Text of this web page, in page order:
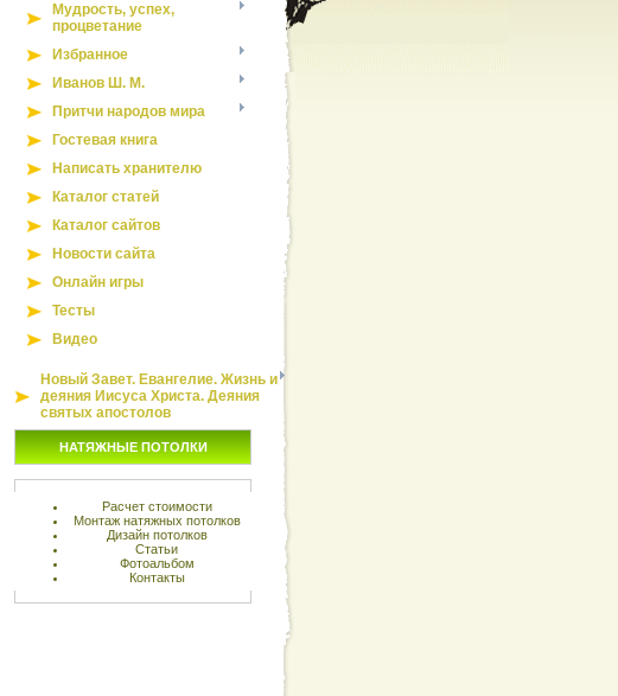
Мудрость, успех,
процветание
Избранное
Иванов Ш. М.
Притчи народов мира
Гостевая книга
Написать хранителю
Каталог статей
Каталог сайтов
Новости сайта
Онлайн игры
Тесты
Видео
Новый Завет. Евангелие. Жизнь и
деяния Иисуса Христа. Деяния
святых апостолов
НАТЯЖНЫЕ ПОТОЛКИ
Расчет стоимости
Монтаж натяжных потолков
Дизайн потолков
Статьи
Фотоальбом
Контакты